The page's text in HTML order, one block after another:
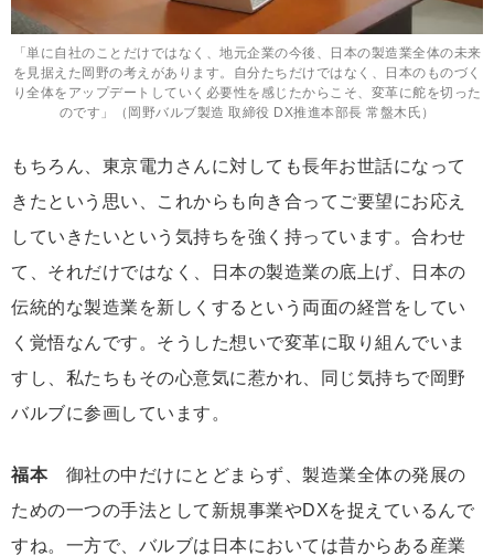
「単に自社のことだけではなく、地元企業の今後、日本の製造業全体の未来
を見据えた岡野の考えがあります。自分たちだけではなく、日本のものづく
り全体をアップデートしていく必要性を感じたからこそ、変革に舵を切った
のです」（岡野バルブ製造 取締役 DX推進本部長 常盤木氏）
もちろん、東京電力さんに対しても長年お世話になって
きたという思い、これからも向き合ってご要望にお応え
していきたいという気持ちを強く持っています。合わせ
て、それだけではなく、日本の製造業の底上げ、日本の
伝統的な製造業を新しくするという両面の経営をしてい
く覚悟なんです。そうした想いで変革に取り組んでいま
すし、私たちもその心意気に惹かれ、同じ気持ちで岡野
バルブに参画しています。
福本御社の中だけにとどまらず、製造業全体の発展の
ための一つの手法として新規事業やDXを捉えているんで
すね。一方で、バルブは日本においては昔からある産業